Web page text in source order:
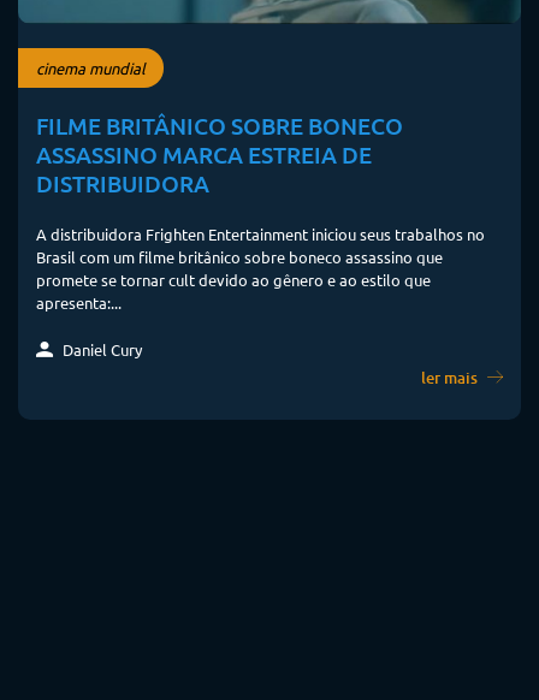
cinema mundial
FILME BRITÂNICO SOBRE BONECO
ASSASSINO MARCA ESTREIA DE
DISTRIBUIDORA
A distribuidora Frighten Entertainment iniciou seus trabalhos no
Brasil com um filme britânico sobre boneco assassino que
promete se tornar cult devido ao gênero e ao estilo que
apresenta:...
Daniel Cury
ler mais